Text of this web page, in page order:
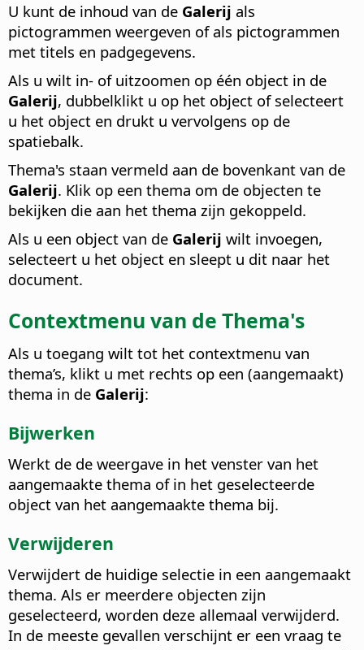
U kunt de inhoud van de Galerij als
pictogrammen weergeven of als pictogrammen
met titels en padgegevens.
Als u wilt in- of uitzoomen op één object in de
Galerij, dubbelklikt u op het object of selecteert
u het object en drukt u vervolgens op de
spatiebalk.
Thema's staan vermeld aan de bovenkant van de
Galerij. Klik op een thema om de objecten te
bekijken die aan het thema zijn gekoppeld.
Als u een object van de Galerij wilt invoegen,
selecteert u het object en sleept u dit naar het
document.
Contextmenu van de Thema's
Als u toegang wilt tot het contextmenu van
thema’s, klikt u met rechts op een (aangemaakt)
thema in de Galerij:
Bijwerken
Werkt de de weergave in het venster van het
aangemaakte thema of in het geselecteerde
object van het aangemaakte thema bij.
Verwijderen
Verwijdert de huidige selectie in een aangemaakt
thema. Als er meerdere objecten zijn
geselecteerd, worden deze allemaal verwijderd.
In de meeste gevallen verschijnt er een vraag te